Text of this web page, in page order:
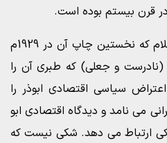
در قرن بیستم بوده است.
احمد امین در کتاب فجر الاسلام که نخستین چاپ آن در 1929م
(نادرست و جعلی) که طبری آن را
سیاسی اقتصادی ابوذر را
می نامد و دیدگاه اقتصادی ابو
ارتباط می دهد. شکی نیست که